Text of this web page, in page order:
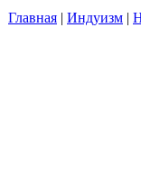
Главная | Индуизм |